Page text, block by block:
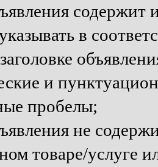
в
и
пробелы;
не
товаре/услуге